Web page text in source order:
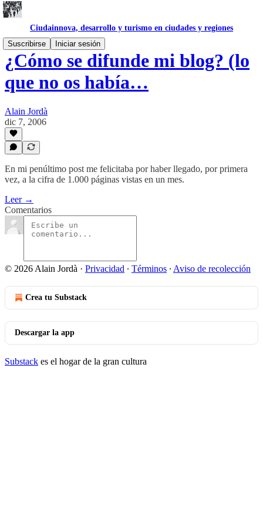
Ciudainnova, desarrollo y turismo en ciudades y regiones
Suscribirse
Iniciar sesión
¿Cómo se difunde mi blog? (lo
que no os había…
Alain Jordà
dic 7, 2006
En mi penúltimo post me felicitaba por haber llegado, por primera
vez, a la cifra de 1.000 páginas vistas en un mes.
Leer →
Comentarios
© 2026 Alain Jordà · Privacidad ∙ Términos ∙ Aviso de recolección
Crea tu Substack
Descargar la app
Substack es el hogar de la gran cultura